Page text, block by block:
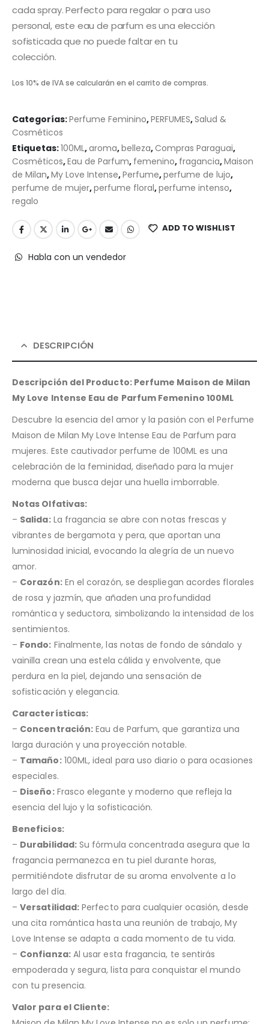
cada spray. Perfecto para regalar o para uso
personal, este eau de parfum es una elección
sofisticada que no puede faltar en tu
colección.
Los 10% de IVA se calcularán en el carrito de compras.
Categorías:Perfume Feminino,PERFUMES,Salud &
Cosméticos
Etiquetas:100ML,aroma,belleza,Compras Paraguai,
Cosméticos,Eau de Parfum, femenino, fragancia,Maison
de Milan,My Love Intense,Perfume,perfume de lujo,
perfume de mujer,perfume floral,perfume intenso,
regalo
ADD TO WISHLIST
Habla con un vendedor
DESCRIPCIÓN
Descripción del Producto: Perfume Maison de Milan
My Love Intense Eau de Parfum Femenino 100ML
Descubre la esencia del amor y la pasión con el Perfume
Maison de Milan My Love Intense Eau de Parfum para
mujeres. Este cautivador perfume de 100ML es una
celebración de la feminidad, diseñado para la mujer
moderna que busca dejar una huella imborrable.
Notas Olfativas:
– Salida:La fragancia se abre con notas frescas y
vibrantes de bergamota y pera, que aportan una
luminosidad inicial, evocando la alegría de un nuevo
amor.
– Corazón:En el corazón, se despliegan acordes florales
de rosa y jazmín, que añaden una profundidad
romántica y seductora, simbolizando la intensidad de los
sentimientos.
– Fondo: Finalmente, las notas de fondo de sándalo y
vainilla crean una estela cálida y envolvente, que
perdura en la piel, dejando una sensación de
sofisticación y elegancia.
Características:
– Concentración: Eau de Parfum, que garantiza una
larga duración y una proyección notable.
– Tamaño:100ML, ideal para uso diario o para ocasiones
especiales.
– Diseño:Frasco elegante y moderno que refleja la
esencia del lujo y la sofisticación.
Beneficios:
– Durabilidad:Su fórmula concentrada asegura que la
fragancia permanezca en tu piel durante horas,
permitiéndote disfrutar de su aroma envolvente a lo
largo del día.
–Versatilidad: Perfecto para cualquier ocasión, desde
una cita romántica hasta una reunión de trabajo, My
Love Intense se adapta a cada momento de tu vida.
– Confianza:Al usar esta fragancia, te sentirás
empoderada y segura, lista para conquistar el mundo
con tu presencia.
Valor para el Cliente: